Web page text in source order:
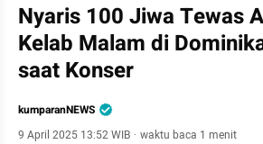
Nyaris 100 Jiwa Tewas
Kelab Malam di
saat Konser
kumparanNEWS
9 April 2025 13:52 WIB · waktu baca 1 menit